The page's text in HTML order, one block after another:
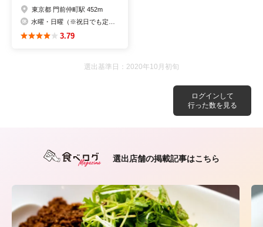
ログインして
行った数を見る
東京都 門前仲町駅 452m
3.79
選出基準日：2020年10月初旬
選出店舗の掲載記事はこちら